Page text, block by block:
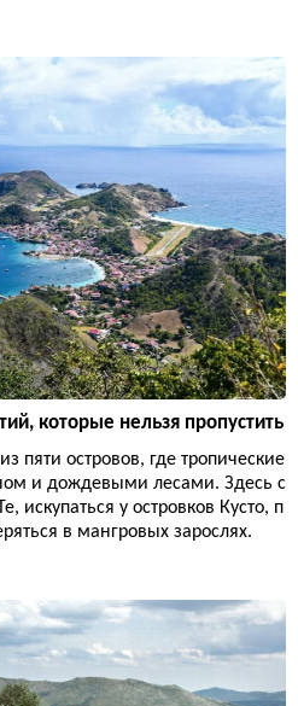
которые нельзя пропустить
пяти островов, где тропические
и дождевыми лесами. Здесь с
искупаться у островков Кусто, п
в мангровых зарослях.